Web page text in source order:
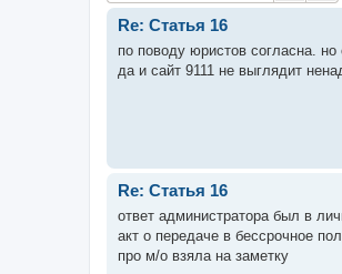
Re: Статья 16
по поводу юристов согласна.
да и сайт 9111 не выглядит
Re: Статья 16
ответ администратора был в
акт о передаче в бессрочное
про м/о взяла на заметку